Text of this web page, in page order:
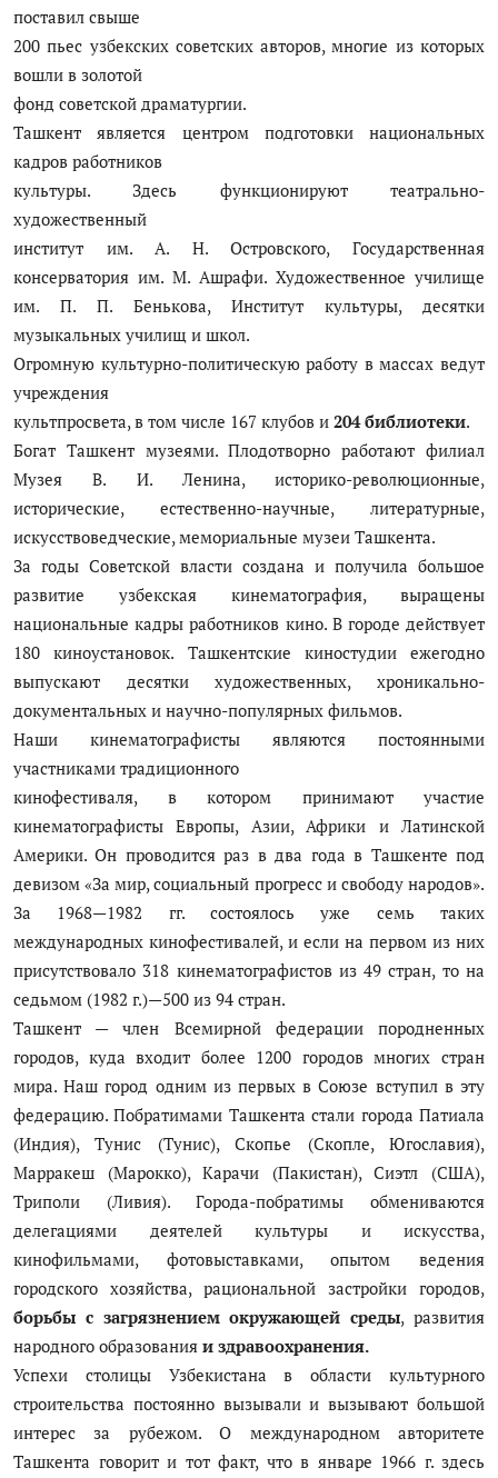
поставил свыше
200 пьес узбекских советских авторов, многие из которых
вошли в золотой
фонд советской драматургии.
Ташкент является центром подготовки национальных
кадров работников
культуры. Здесь функционируют театрально-
художественный
институт им. А. Н. Островского, Государственная
консерватория им. М. Ашрафи. Художественное училище
им. П. П. Бенькова, Институт культуры, десятки
музыкальных училищ и школ.
Огромную культурно-политическую работу в массах ведут
учреждения
культпросвета, в том числе 167 клубов и 204 библиотеки.
Богат Ташкент музеями. Плодотворно работают филиал
Музея В. И. Ленина, историко-революционные,
исторические, естественно-научные, литературные,
искусствоведческие, мемориальные музеи Ташкента.
За годы Советской власти создана и получила большое
развитие узбекская кинематография, выращены
национальные кадры работников кино. В городе действует
180 киноустановок. Ташкентские киностудии ежегодно
выпускают десятки художественных, хроникально-
документальных и научно-популярных фильмов.
Наши кинематографисты являются постоянными
участниками традиционного
кинофестиваля, в котором принимают участие
кинематографисты Европы, Азии, Африки и Латинской
Америки. Он проводится раз в два года в Ташкенте под
девизом «За мир, социальный прогресс и свободу народов».
За 1968—1982 гг. состоялось уже семь таких
международных кинофестивалей, и если на первом из них
присутствовало 318 кинематографистов из 49 стран, то на
седьмом (1982 г.)—500 из 94 стран.
Ташкент — член Всемирной федерации породненных
городов, куда входит более 1200 городов многих стран
мира. Наш город одним из первых в Союзе вступил в эту
федерацию. Побратимами Ташкента стали города Патиала
(Индия), Тунис (Тунис), Скопье (Скопле, Югославия),
Марракеш (Марокко), Карачи (Пакистан), Сиэтл (США),
Триполи (Ливия). Города-побратимы обмениваются
делегациями деятелей культуры и искусства,
кинофильмами, фотовыставками, опытом ведения
городского хозяйства, рациональной застройки городов,
борьбы с загрязнением окружающей среды, развития
народного образования и здравоохранения.
Успехи столицы Узбекистана в области культурного
строительства постоянно вызывали и вызывают большой
интерес за рубежом. О международном авторитете
Ташкента говорит и тот факт, что в январе 1966 г. здесь